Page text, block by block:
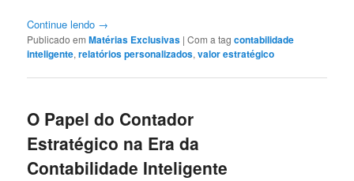
Continue lendo →
Publicado em Matérias Exclusivas |Com a tagcontabilidade
inteligente,relatórios personalizados,valor estratégico
O Papel do Contador
Estratégico na Era da
Contabilidade Inteligente